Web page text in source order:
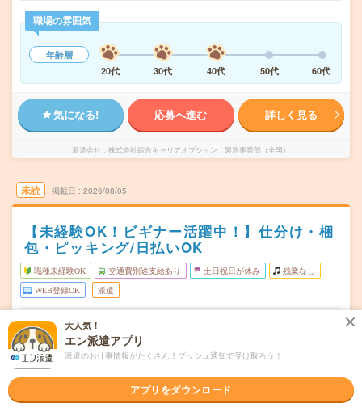
職場の雰囲気
年齢層
20代
30代 40代 50代 60代
気になる! 応募へ進む 詳しく見る
派遣会社 株式会社綜合キャリアオプション 製造事業部（全国）
未読 掲載日 2026/08/05
【未経験OK！ビギナー活躍中！】仕分け・梱
包・ピッキング/日払いOK
職種未経験OK 交通費別途支給あり 土日祝日が休み 残業なし
WEB登録OK 派遣
勤務地 山梨県富士吉田市
曜日頻度 月～金
時間 08:00～17:30
期間 長期でお仕事できる方、大歓迎！
大人気！
エン派遣アプリ
派遣のお仕事情報がたくさん！プッシュ通知で受け取ろう！
アプリをダウンロード